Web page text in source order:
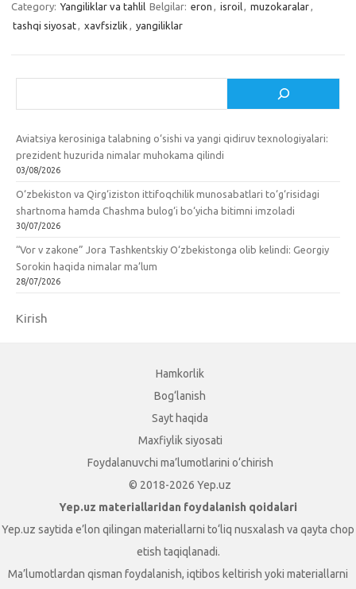
Category: Yangiliklar va tahlil Belgilar: eron , isroil, muzokaralar,
tashqi siyosat, xavfsizlik , yangiliklar
Aviatsiya kerosiniga talabning o‘sishi va yangi qidiruv texnologiyalari:
prezident huzurida nimalar muhokama qilindi
03/08/2026
O‘zbekiston va Qirg‘iziston ittifoqchilik munosabatlari to‘g‘risidagi
shartnoma hamda Chashma bulog‘i bo‘yicha bitimni imzoladi
30/07/2026
“Vor v zakone” Jora Tashkentskiy O‘zbekistonga olib kelindi: Georgiy
Sorokin haqida nimalar ma’lum
28/07/2026
Kirish
Hamkorlik
Bog‘lanish
Sayt haqida
Maxfiylik siyosati
Foydalanuvchi ma’lumotlarini o‘chirish
© 2018-2026 Yep.uz
Yep.uz materiallaridan foydalanish qoidalari
Yep.uz saytida e’lon qilingan materiallarni to‘liq nusxalash va qayta chop
etish taqiqlanadi.
Ma’lumotlardan qisman foydalanish, iqtibos keltirish yoki materiallarni